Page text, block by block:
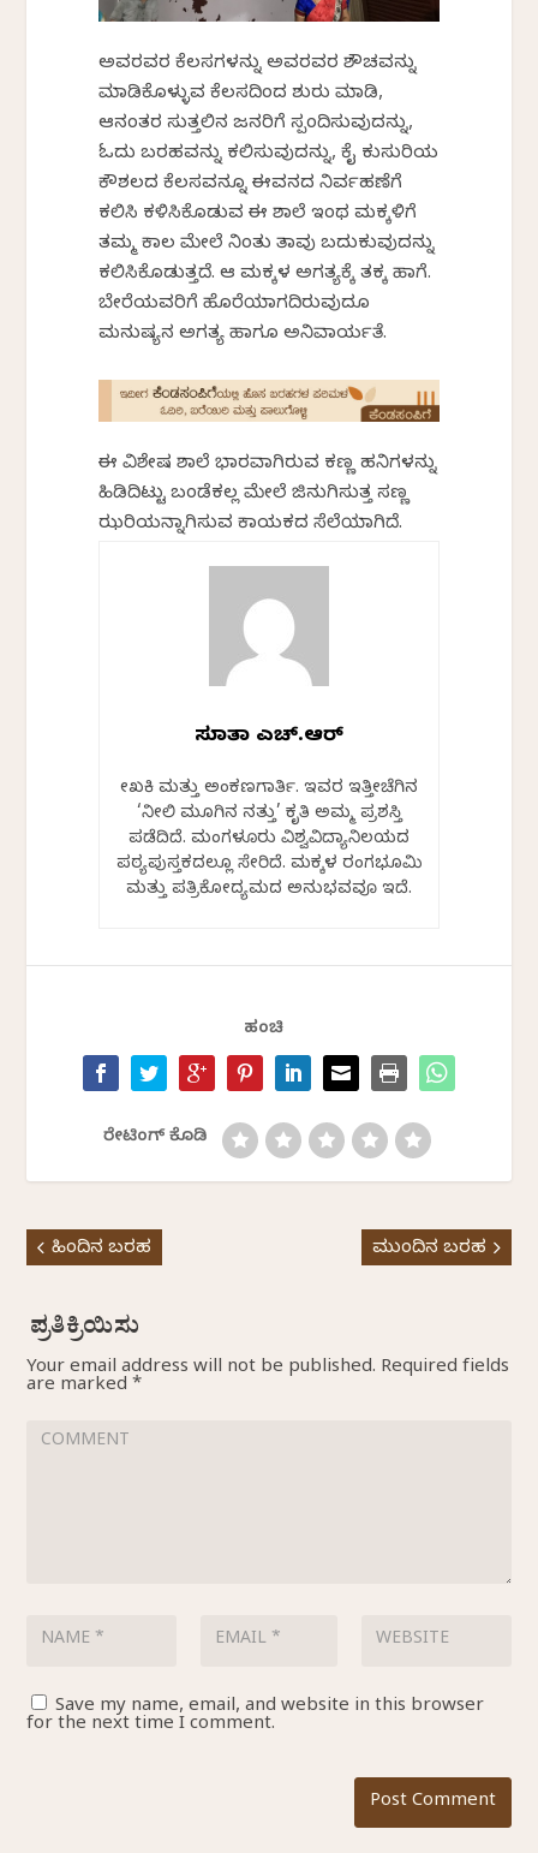
ಅವರವರ ಕೆಲಸಗಳನ್ನು ಅವರವರ ಶೌಚವನ್ನು
ಮಾಡಿಕೊಳ್ಳುವ ಕೆಲಸದಿಂದ ಶುರು ಮಾಡಿ,
ಆನಂತರ ಸುತ್ತಲಿನ ಜನರಿಗೆ ಸ್ಪಂದಿಸುವುದನ್ನು,
ಓದು ಬರಹವನ್ನು ಕಲಿಸುವುದನ್ನು, ಕೈ ಕುಸುರಿಯ
ಕೌಶಲದ ಕೆಲಸವನ್ನೂ ಈವನದ ನಿರ್ವಹಣೆಗೆ
ಕಲಿಸಿ ಕಳಿಸಿಕೊಡುವ ಈ ಶಾಲೆ ಇಂಥ ಮಕ್ಕಳಿಗೆ
ತಮ್ಮ ಕಾಲ ಮೇಲೆ ನಿಂತು ತಾವು ಬದುಕುವುದನ್ನು
ಕಲಿಸಿಕೊಡುತ್ತದೆ. ಆ ಮಕ್ಕಳ ಅಗತ್ಯಕ್ಕೆ ತಕ್ಕ ಹಾಗೆ.
ಬೇರೆಯವರಿಗೆ ಹೊರೆಯಾಗದಿರುವುದೂ
ಮನುಷ್ಯನ ಅಗತ್ಯ ಹಾಗೂ ಅನಿವಾರ್ಯತೆ.
ಈ ವಿಶೇಷ ಶಾಲೆ ಭಾರವಾಗಿರುವ ಕಣ್ಣ ಹನಿಗಳನ್ನು
ಹಿಡಿದಿಟ್ಟು ಬಂಡೆಕಲ್ಲ ಮೇಲೆ ಜಿನುಗಿಸುತ್ತ ಸಣ್ಣ
ಝರಿಯನ್ನಾಗಿಸುವ ಕಾಯಕದ ಸೆಲೆಯಾಗಿದೆ.
ಸುಜಾತಾ ಎಚ್.ಆರ್
ಲೇಖಕಿ ಮತ್ತು ಅಂಕಣಗಾರ್ತಿ. ಇವರ ಇತ್ತೀಚೆಗಿನ
‘ನೀಲಿ ಮೂಗಿನ ನತ್ತು’ ಕೃತಿ ಅಮ್ಮ ಪ್ರಶಸ್ತಿ
ಪಡೆದಿದೆ. ಮಂಗಳೂರು ವಿಶ್ವವಿದ್ಯಾನಿಲಯದ
ಪಠ್ಯಪುಸ್ತಕದಲ್ಲೂ ಸೇರಿದೆ. ಮಕ್ಕಳ ರಂಗಭೂಮಿ
ಮತ್ತು ಪತ್ರಿಕೋದ್ಯಮದ ಅನುಭವವೂ ಇದೆ.
ಹಂಚಿ
ರೇಟಿಂಗ್ ಕೊಡಿ
ಹಿಂದಿನ ಬರಹ ಮುಂದಿನ ಬರಹ
Your email address will not be published. Required fields
are marked *
Save my name, email, and website in this browser
for the next time I comment.